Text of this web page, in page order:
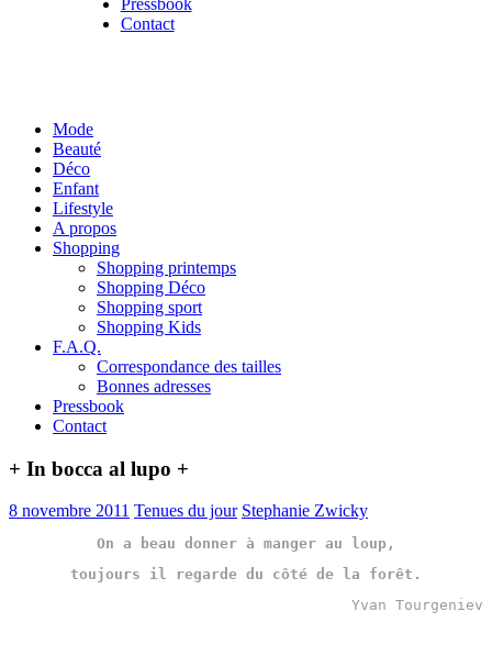
Contact
Mode
Beauté
Déco
Enfant
Lifestyle
A propos
Shopping
Shopping printemps
Shopping Déco
Shopping sport
Shopping Kids
F.A.Q.
Correspondance des tailles
Bonnes adresses
Pressbook
Contact
+ In bocca al lupo +
8 novembre 2011 Tenues du jour Stephanie Zwicky
On a beau donner à manger au loup,
toujours il regarde du côté de la forêt.
Yvan Tourgeniev